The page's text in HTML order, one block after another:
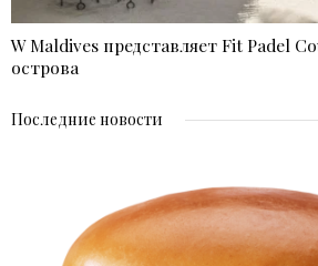
W Maldives представляет Fit Padel
острова
Последние новости